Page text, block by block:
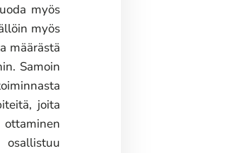
myös
myös
määrästä
Samoin
joita